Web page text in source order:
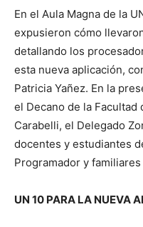
En el Aula Magna de la
expusieron cómo
detallando los
esta nueva aplicación,
Patricia Yañez. En la
el Decano de la
Carabelli, el Delegado
docentes y estudiantes
Programador y
UN 10 PARA LA NUEVA